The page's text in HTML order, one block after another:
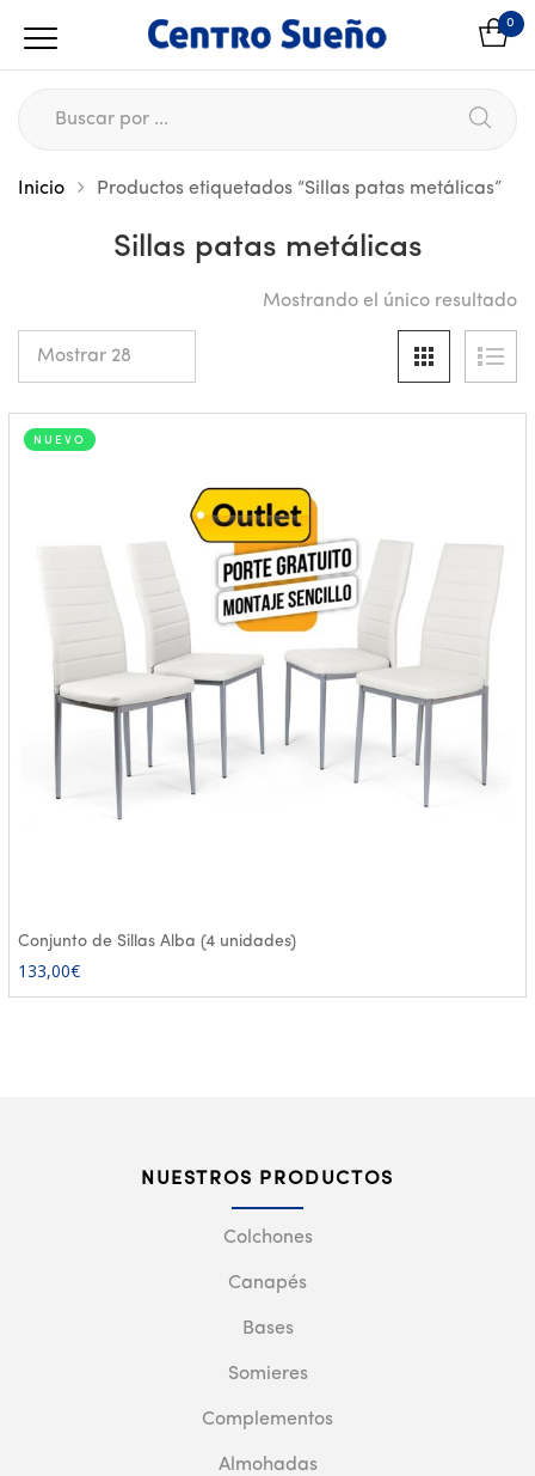
0
Inicio Productos etiquetados “Sillas patas metálicas”
Sillas patas metálicas
Mostrando el único resultado
NUEVO
Conjunto de Sillas Alba (4 unidades)
133,00€
NUESTROS PRODUCTOS
Colchones
Canapés
Bases
Somieres
Complementos
Almohadas